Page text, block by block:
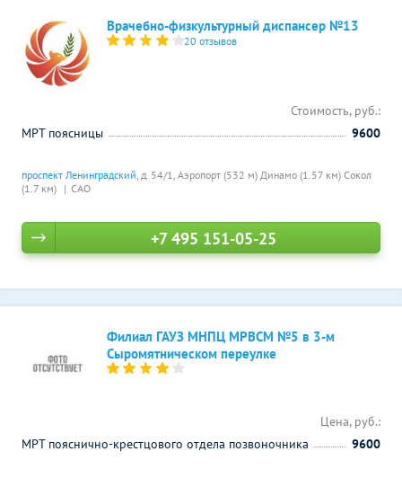
Врачебно-физкультурный диспансер №13
20 отзывов
проспект Ленинградский, д. 54/1, Аэропорт (532 м) Динамо (1.57 км) Сокол
(1.7 км)
САО
Стоимость, руб.:
МРТ поясницы
9600
+7 495 151-05-25
Филиал ГАУЗ МНПЦ МРВСМ №5 в 3-м
Сыромятническом переулке
Цена, руб.:
МРТ пояснично-крестцового отдела позвоночника
9600